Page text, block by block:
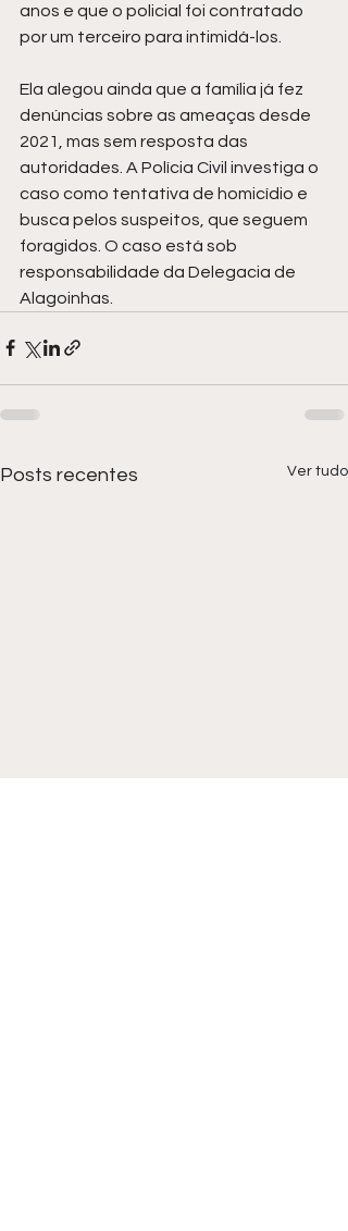
anos e que o policial foi contratado
por um terceiro para intimidá-los.
Ela alegou ainda que a família já fez
denúncias sobre as ameaças desde
2021, mas sem resposta das
autoridades. A Polícia Civil investiga o
caso como tentativa de homicídio e
busca pelos suspeitos, que seguem
foragidos. O caso está sob
responsabilidade da Delegacia de
Alagoinhas.
Posts recentes Ver tudo